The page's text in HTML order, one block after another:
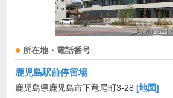
所在地・電話番号
鹿児島駅前停留場
鹿児島県鹿児島市下竜尾町3-28 [地図]